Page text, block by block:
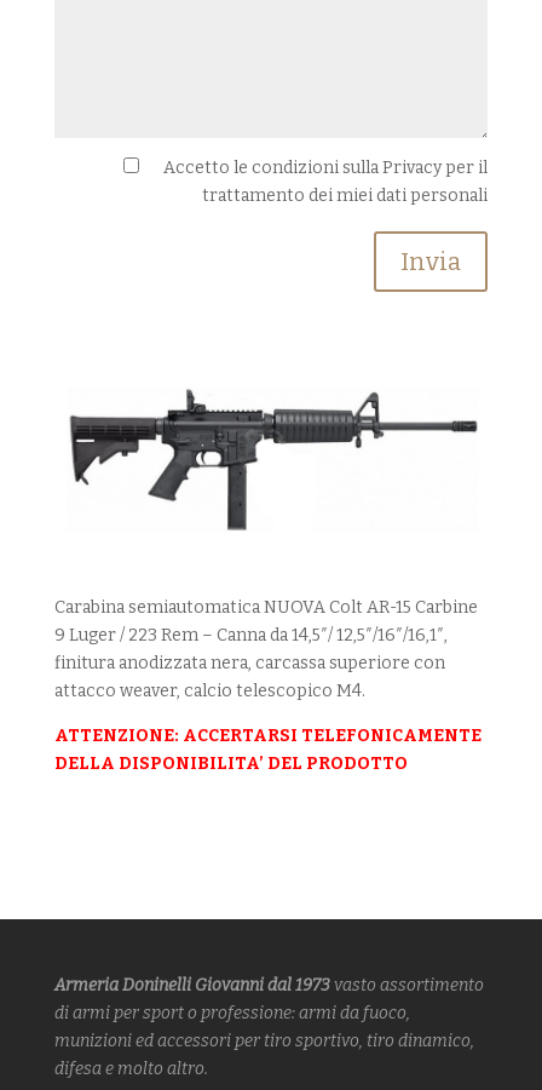
Accetto le condizioni sulla Privacy per il
trattamento dei miei dati personali
Invia
Carabina semiautomatica NUOVA Colt AR-15 Carbine
9 Luger / 223 Rem – Canna da 14,5″/ 12,5″/16″/16,1″,
finitura anodizzata nera, carcassa superiore con
attacco weaver, calcio telescopico M4.
ATTENZIONE: ACCERTARSI TELEFONICAMENTE
DELLA DISPONIBILITA’ DEL PRODOTTO
Armeria Doninelli Giovanni dal 1973vasto assortimento
di armi per sport o professione: armi da fuoco,
munizioni ed accessori per tiro sportivo, tiro dinamico,
difesae molto altro.